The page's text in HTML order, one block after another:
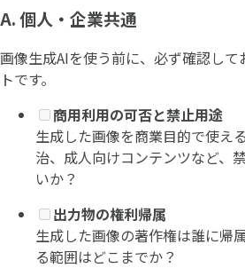
A. 個人・企業共通
画像生成AIを使う前に、必ず確認し
トです。
商用利用の可否と禁止用途
生成した画像を商業目的で使え
治、成人向けコンテンツなど、
いか？
出力物の権利帰属
生成した画像の著作権は誰に帰
る範囲はどこまでか？